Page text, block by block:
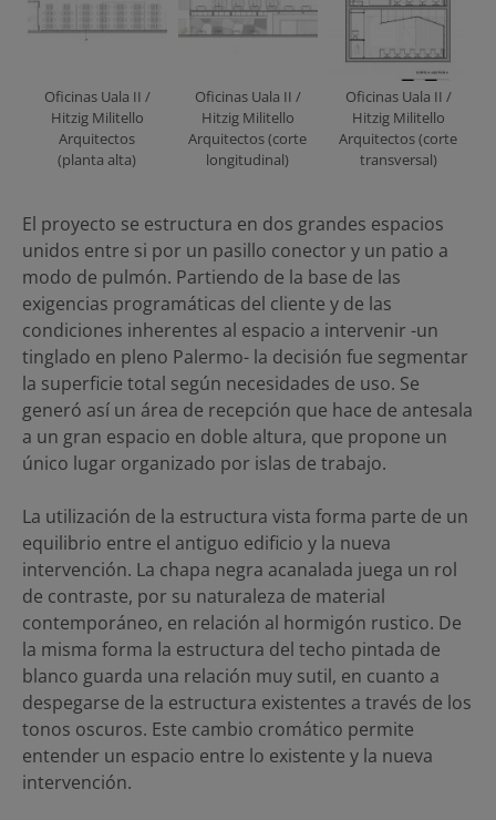
Oficinas Uala II /
Hitzig Militello
Arquitectos
(planta alta)
Oficinas Uala II /
Hitzig Militello
Arquitectos (corte
longitudinal)
Oficinas Uala II /
Hitzig Militello
Arquitectos (corte
transversal)
El proyecto se estructura en dos grandes espacios
unidos entre si por un pasillo conector y un patio a
modo de pulmón. Partiendo de la base de las
exigencias programáticas del cliente y de las
condiciones inherentes al espacio a intervenir -un
tinglado en pleno Palermo- la decisión fue segmentar
la superficie total según necesidades de uso. Se
generó así un área de recepción que hace de antesala
a un gran espacio en doble altura, que propone un
único lugar organizado por islas de trabajo.
La utilización de la estructura vista forma parte de un
equilibrio entre el antiguo edificio y la nueva
intervención. La chapa negra acanalada juega un rol
de contraste, por su naturaleza de material
contemporáneo, en relación al hormigón rustico. De
la misma forma la estructura del techo pintada de
blanco guarda una relación muy sutil, en cuanto a
despegarse de la estructura existentes a través de los
tonos oscuros. Este cambio cromático permite
entender un espacio entre lo existente y la nueva
intervención.